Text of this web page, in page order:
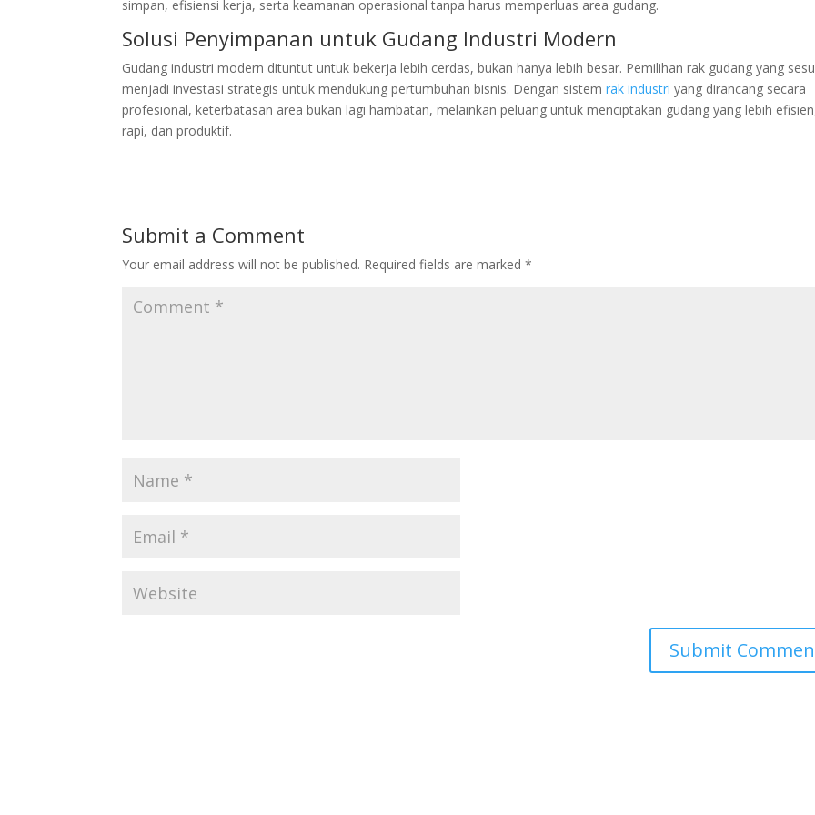
simpan, efisiensi kerja, serta keamanan operasional tanpa harus memperluas area gudang.
Solusi Penyimpanan untuk Gudang Industri Modern
Gudang industri modern dituntut untuk bekerja lebih cerdas, bukan hanya lebih besar. Pemilihan rak gudang yang
menjadi investasi strategis untuk mendukung pertumbuhan bisnis. Dengan sistemrak industri yang dirancang secara
profesional, keterbatasan area bukan lagi hambatan, melainkan peluang untuk menciptakan gudang yang lebih
rapi, dan produktif.
Submit a Comment
Your email address will not be published. Required fields are marked*